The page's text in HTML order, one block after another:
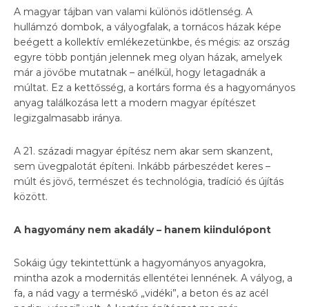
A magyar tájban van valami különös időtlenség. A
hullámzó dombok, a vályogfalak, a tornácos házak képe
beégett a kollektív emlékezetünkbe, és mégis: az ország
egyre több pontján jelennek meg olyan házak, amelyek
már a jövőbe mutatnak – anélkül, hogy letagadnák a
múltat. Ez a kettősség, a kortárs forma és a hagyományos
anyag találkozása lett a modern magyar építészet
legizgalmasabb iránya.
A 21. századi magyar építész nem akar sem skanzent,
sem üvegpalotát építeni. Inkább párbeszédet keres –
múlt és jövő, természet és technológia, tradíció és újítás
között.
A hagyomány nem akadály – hanem kiindulópont
Sokáig úgy tekintettünk a hagyományos anyagokra,
mintha azok a modernitás ellentétei lennének. A vályog, a
fa, a nád vagy a terméskő „vidéki”, a beton és az acél